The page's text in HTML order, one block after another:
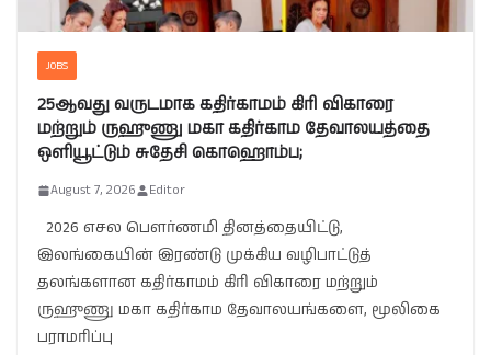
JOBS
25ஆவது வருடமாக கதிர்காமம் கிரி விகாரை
மற்றும் ருஹுணு மகா கதிர்காம தேவாலயத்தை
ஒளியூட்டும் சுதேசி கொஹொம்ப;
August 7, 2026 Editor
2026 எசல பௌர்ணமி தினத்தையிட்டு,
இலங்கையின் இரண்டு முக்கிய வழிபாட்டுத்
தலங்களான கதிர்காமம் கிரி விகாரை மற்றும்
ருஹுணு மகா கதிர்காம தேவாலயங்களை, மூலிகை
பராமரிப்பு